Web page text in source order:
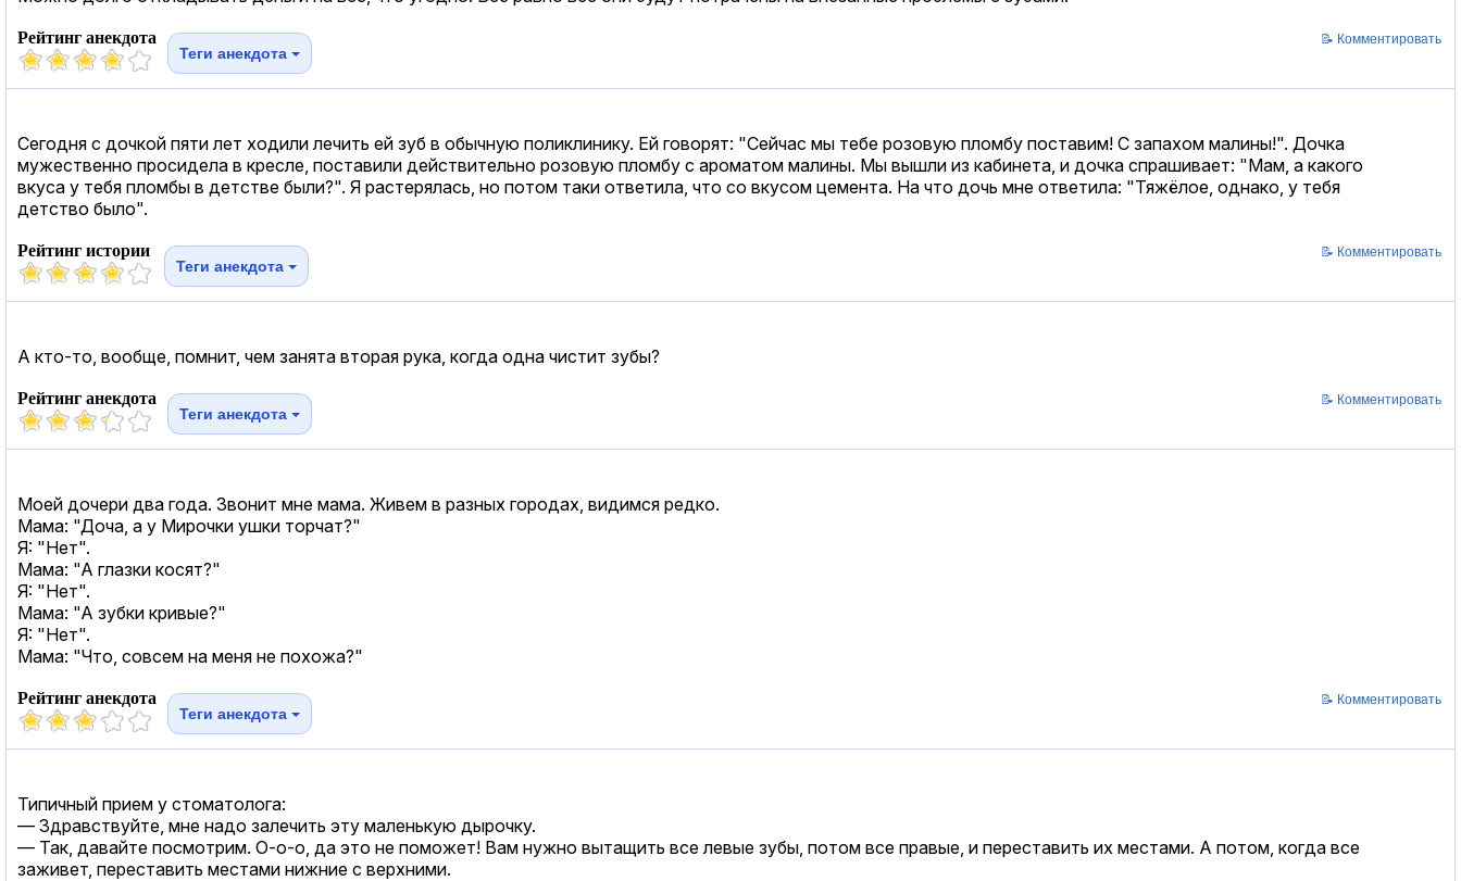
Рейтинг анекдота
Теги анекдота
📝 Комментировать
Сегодня с дочкой пяти лет ходили лечить ей зуб в обычную поликлинику. Ей говорят: "Сейчас мы тебе розовую пломбу поставим! С запахом малины!". Дочка
мужественно просидела в кресле, поставили действительно розовую пломбу с ароматом малины. Мы вышли из кабинета, и дочка спрашивает: "Мам, а какого
вкуса у тебя пломбы в детстве были?". Я растерялась, но потом таки ответила, что со вкусом цемента. На что дочь мне ответила: "Тяжёлое, однако, у тебя
детство было".
Рейтинг истории
Теги анекдота
📝 Комментировать
А кто-то, вообще, помнит, чем занята вторая рука, когда одна чистит зубы?
Рейтинг анекдота
Теги анекдота
📝 Комментировать
Моей дочери два года. Звонит мне мама. Живем в разных городах, видимся редко.
Мама: "Доча, а у Мирочки ушки торчат?"
Я: "Нет".
Мама: "А глазки косят?"
Я: "Нет".
Мама: "А зубки кривые?"
Я: "Нет".
Мама: "Что, совсем на меня не похожа?"
Рейтинг анекдота
Теги анекдота
📝 Комментировать
Типичный прием у стоматолога:
— Здравствуйте, мне надо залечить эту маленькую дырочку.
— Так, давайте посмотрим. О-о-о, да это не поможет! Вам нужно вытащить все левые зубы, потом все правые, и переставить их местами. А потом, когда все
заживет, переставить местами нижние с верхними.